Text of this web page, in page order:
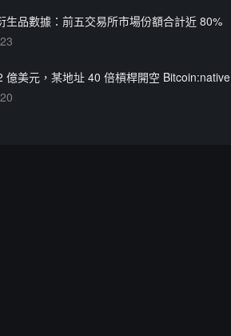
生品數據：前五交易所市場份額合計近 80%
億美元，某地址 40 倍槓桿開空 Bitcoin:native